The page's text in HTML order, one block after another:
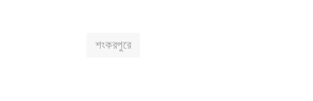
শংকরপুরে